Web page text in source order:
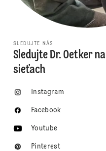
SLEDUJTE NÁS
Sledujte Dr. Oetker
sieťach
Instagram
Facebook
Youtube
Pinterest